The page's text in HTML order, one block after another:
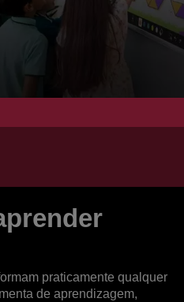
praticamente qualquer
de aprendizagem,